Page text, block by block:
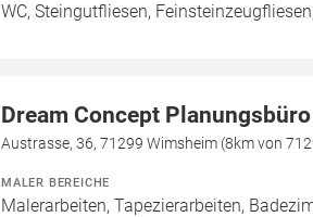
WC, Steingutfliesen,
Dream Concept
Austrasse, 36, 71299 Wimsheim (8km von
MALER BEREICHE
Malerarbeiten, Tapezierarbeiten,